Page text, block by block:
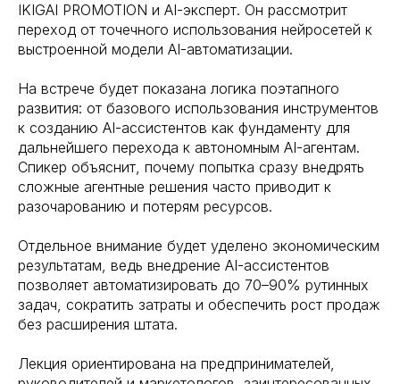
IKIGAI PROMOTION и AI-эксперт. Он рассмотрит
переход от точечного использования нейросетей к
выстроенной модели AI-автоматизации.
На встрече будет показана логика поэтапного
развития: от базового использования инструментов
к созданию AI-ассистентов как фундаменту для
дальнейшего перехода к автономным AI-агентам.
Спикер объяснит, почему попытка сразу внедрять
сложные агентные решения часто приводит к
разочарованию и потерям ресурсов.
Отдельное внимание будет уделено экономическим
результатам, ведь внедрение AI-ассистентов
позволяет автоматизировать до 70–90% рутинных
задач, сократить затраты и обеспечить рост продаж
без расширения штата.
Лекция ориентирована на предпринимателей,